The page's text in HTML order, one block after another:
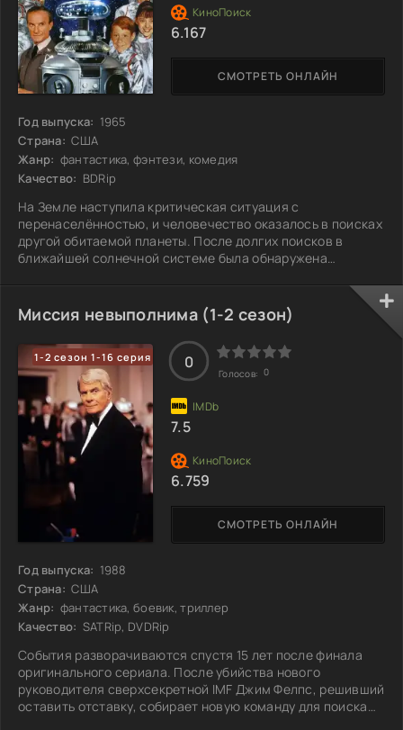
Год выпуска: 1965
Страна: США
Жанр: фантастика, фэнтези, комедия
Качество: BDRip
На Земле наступила критическая ситуация с
перенаселённостью, и человечество оказалось в поисках
другой обитаемой планеты. После долгих поисков в
ближайшей солнечной системе была обнаружена
семья Робинсонов и космопилот Дон Вест, готовятся
ступить на её поверхность. Но на их пути стоит
иностранный агент Захария Смит, который намерен
разрушить их миссию. Что же он задумал и как это
повлияет на будущее колонии?
СМОТРЕТЬ ОНЛАЙН
6.167
Миссия невыполнима (1-2 сезон)
1-2 сезон 1-16 серия
Год выпуска: 1988
Страна: США
Жанр: фантастика, боевик, триллер
Качество: SATRip, DVDRip
События разворачиваются спустя 15 лет после финала
оригинального сериала. После убийства нового
руководителя сверхсекретной IMF Джим Фелпс, решивший
оставить отставку, собирает новую команду для поиска
СМОТРЕТЬ ОНЛАЙН
0
Голосов: 0
7.5
6.759